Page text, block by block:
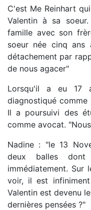
C'est Me Reinhart
Valentin à sa
famille avec son
soeur née cinq ans
détachement par
de nous agacer"
Lorsqu'il a eu 17
diagnostiqué
Il a poursuivi des
comme avocat.
Nadine : "le 13
deux balles
immédiatement. Sur
voir, il est
Valentin est devenu
dernières pensées ?"